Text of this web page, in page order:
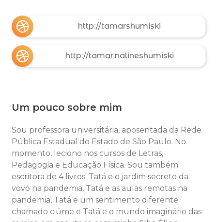
http://tamarshumiski
http://tamar.nalineshumiski
Um pouco sobre mim
Sou professora universitária, aposentada da Rede
Pública Estadual do Estado de São Paulo. No
momento, leciono nos cursos de Letras,
Pedagogia e Educação Física. Sou também
escritora de 4 livros: Tatá e o jardim secreto da
vovó na pandemia, Tatá e as aulas remotas na
pandemia, Tatá e um sentimento diferente
chamado ciúme e Tatá e o mundo imaginário das